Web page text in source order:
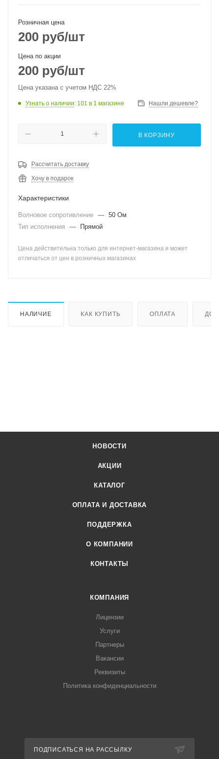
Розничная цена
200 руб/шт
Цена по акции
200 руб/шт
Цена указана с учетом НДС 22%
Узнать о наличии: 101 в 1 магазине Нашли дешевле?
В КОРЗИНУ
Рассчитать доставку
Хочу в подарок
Характеристики
Волновое сопротивление — 50 Ом
Тип исполнения
— Прямой
Цена действительна только для интернет-магазина и может
отличаться от цен в розничных магазинах
НАЛИЧИЕ КАК КУПИТЬ ОПЛАТА
НОВОСТИ
АКЦИИ
КАТАЛОГ
ОПЛАТА И ДОСТАВКА
ПОДДЕРЖКА
О КОМПАНИИ
КОНТАКТЫ
КОМПАНИЯ
Лицензии
Услуги
Партнеры
Вакансии
Реквизиты
Политика конфиденциальности
ПОДПИСАТЬСЯ НА РАССЫЛКУ